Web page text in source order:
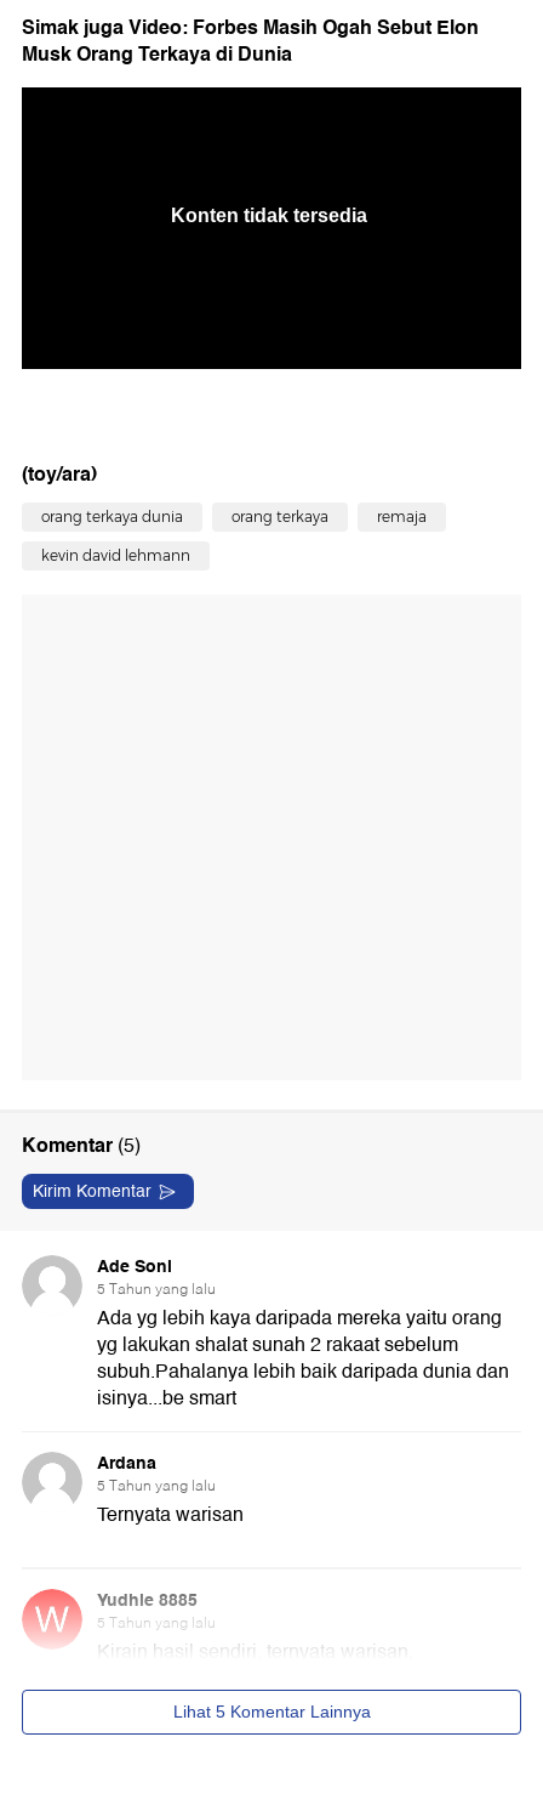
Simak juga Video: Forbes Masih Ogah Sebut Elon
Musk Orang Terkaya di Dunia
(toy/ara)
orang terkaya dunia orang terkaya remaja
kevin david lehmann